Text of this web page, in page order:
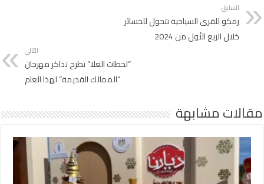
السابق
رمكو للقرى السياحية تتحول للخسائر
خلال الربع الأول من 2024
التالي
“لحظات العلا” تطرح تذاكر مهرجان
“الممالك القديمة” لهذا العام
مقالات مشابهة